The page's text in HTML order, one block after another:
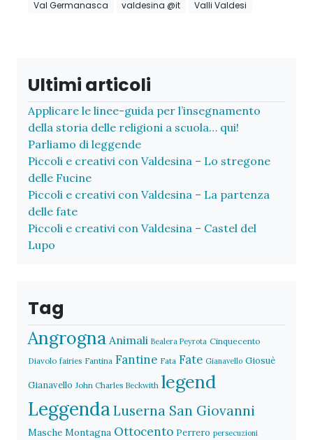
Val Germanasca
valdesina @it Valli Valdesi
Ultimi articoli
Applicare le linee-guida per l’insegnamento
della storia delle religioni a scuola… qui!
Parliamo di leggende
Piccoli e creativi con Valdesina – Lo stregone
delle Fucine
Piccoli e creativi con Valdesina – La partenza
delle fate
Piccoli e creativi con Valdesina – Castel del
Lupo
Tag
Angrogna Animali Bealera Peyrota Cinquecento
Diavolo fairies Fantina Fantine Fata Fate Gianavello Giosuè
Gianavello John Charles Beckwith legend
Leggenda Luserna San Giovanni
Masche Montagna Ottocento Perrero persecuzioni